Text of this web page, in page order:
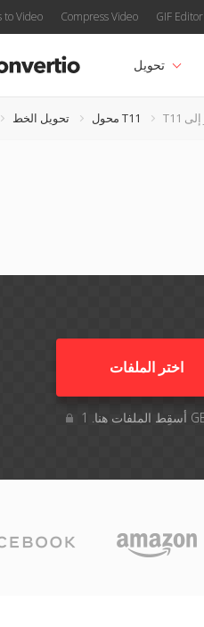
to Video Compress Video GIF Editor
تحويل
تحويل الخط محول T11
اختر الملفات